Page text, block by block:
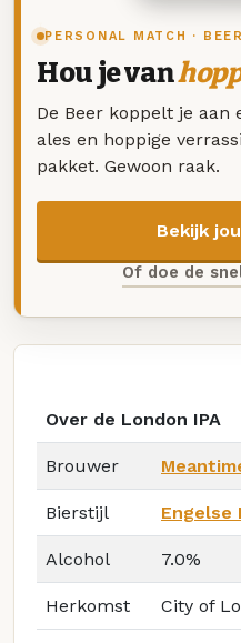
PERSONAL MATCH ·
Hou je van
De Beer koppelt je aan
ales en hoppige
pakket. Gewoon raak.
Bekijk
Of doe de
Over de London IPA
Brouwer
Bierstijl Engelse
Alcohol 7.0%
Herkomst City of